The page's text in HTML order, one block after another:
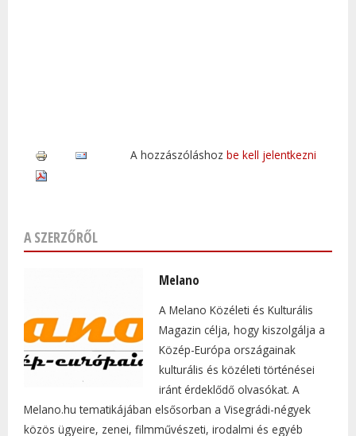
A hozzászóláshoz be kell jelentkezni
A SZERZŐRŐL
Melano
A Melano Közéleti és Kulturális
Magazin célja, hogy kiszolgálja a
Közép-Európa országainak
kulturális és közéleti történései
iránt érdeklődő olvasókat. A
Melano.hu tematikájában elsősorban a Visegrádi-négyek
közös ügyeire, zenei, filmművészeti, irodalmi és egyéb